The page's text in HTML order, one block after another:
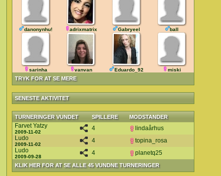
TRYK FOR AT SE MERE
danonynhu! adrixmatrix Gabryeel ball
sarinha vanvan Eduardo_92 miski
SENESTE AKTIVITET
TURNERINGER VUNDET SPILLERE MODSTANDER
KLIK HER FOR AT SE ALLE 45 VUNDNE TURNERINGER
Farvet Yatzy
2009-11-02
4
lindaårhus
Ludo
2009-11-02
4
topina_rosa
Ludo
2009-09-28
4 planetq25